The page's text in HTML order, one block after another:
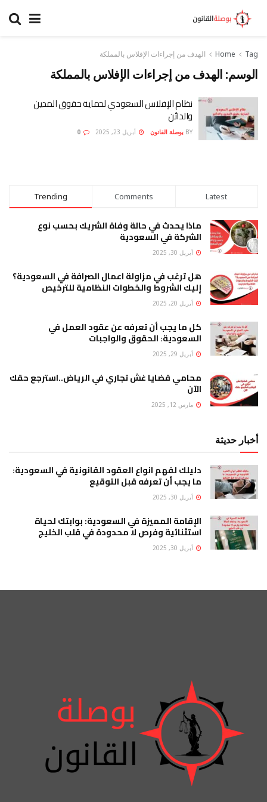
Home Tag الهدف من إجراءات الإفلاس بالمملكة
الوسم: الهدف من إجراءات الإفلاس بالمملكة
نظام الإفلاس السعودي لحماية حقوق المدين
والدائن
BY بوصلة القانون أبريل 23, 2025
Trending Comments Latest
ماذا يحدث في حالة وفاة الشريك بحسب نوع
الشركة في السعودية
أبريل 30, 2025
هل ترغب في مزاولة اعمال الصرافة في السعودية؟
إليك الشروط والخطوات النظامية للترخيص
أبريل 20, 2025
كل ما يجب أن تعرفه عن عقود العمل في
السعودية: الحقوق والواجبات
أبريل 29, 2025
محامي قضايا غش تجاري في الرياض..استرجع حقك
الآن
مارس 12, 2025
أخبار حديثة
دليلك لفهم انواع العقود القانونية في السعودية:
ما يجب أن تعرفه قبل التوقيع
أبريل 30, 2025
الإقامة المميزة في السعودية: بوابتك لحياة
استثنائية وفرص لا محدودة في قلب الخليج
أبريل 30, 2025